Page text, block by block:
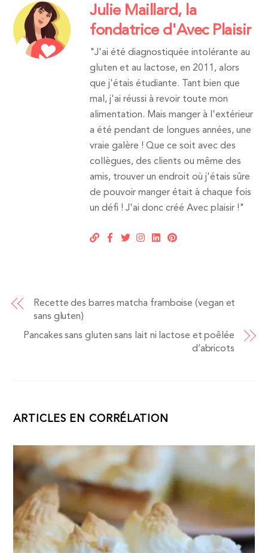
Julie Maillard, la
fondatrice d'Avec Plaisir
"J'ai été diagnostiquée intolérante au
gluten et au lactose, en 2011, alors
que j'étais étudiante. Tant bien que
mal, j'ai réussi à revoir toute mon
alimentation. Mais manger à l'extérieur
a été pendant de longues années, une
vraie galère ! Que ce soit avec des
collègues, des clients ou même des
amis, trouver un endroit où j'étais sûre
de pouvoir manger était à chaque fois
un défi ! J'ai donc créé Avec plaisir !"
Recette des barres matcha framboise (vegan et
sans gluten)
Pancakes sans gluten sans lait ni lactose et poêlée
d’abricots
ARTICLES EN CORRÉLATION